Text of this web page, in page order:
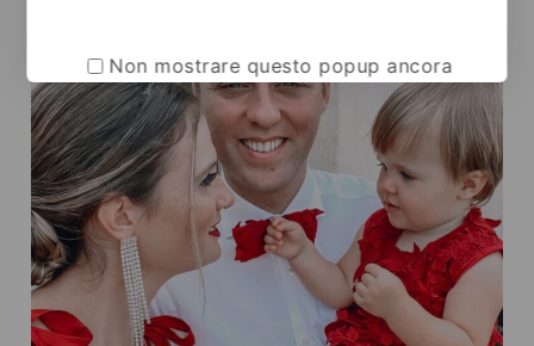
Non mostrare questo popup ancora